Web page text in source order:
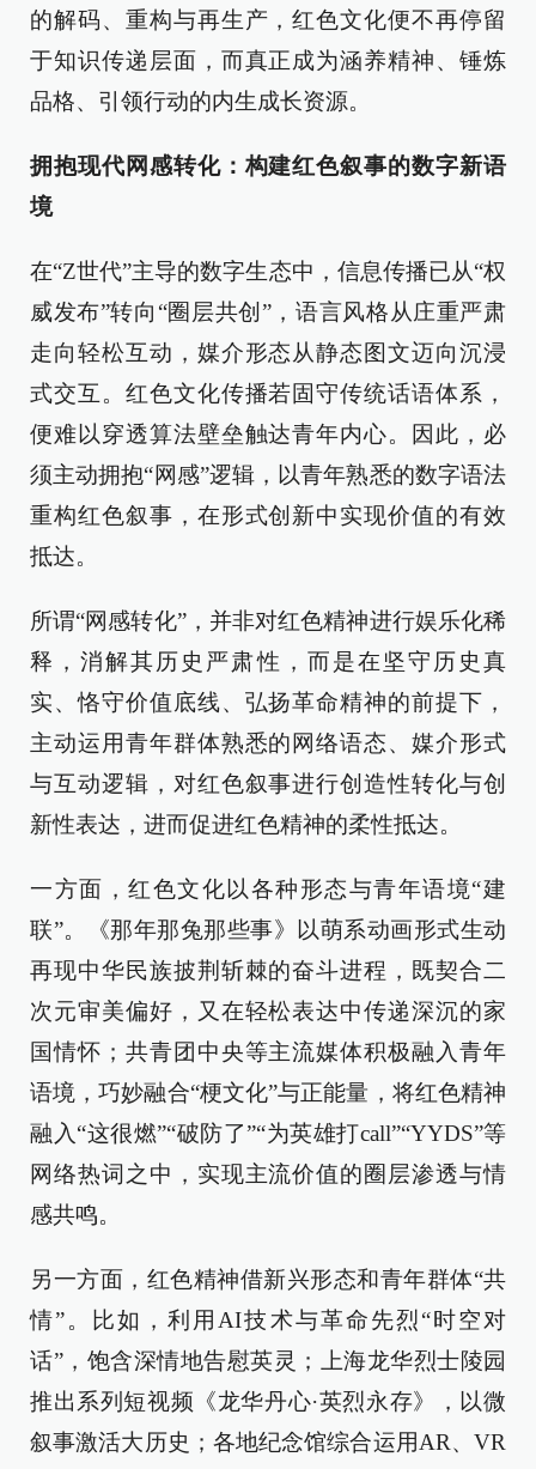
的解码、重构与再生产，红色文化便不再停留
于知识传递层面，而真正成为涵养精神、锤炼
品格、引领行动的内生成长资源。
拥抱现代网感转化：构建红色叙事的数字新语
境
在“Z世代”主导的数字生态中，信息传播已从“权
威发布”转向“圈层共创”，语言风格从庄重严肃
走向轻松互动，媒介形态从静态图文迈向沉浸
式交互。红色文化传播若固守传统话语体系，
便难以穿透算法壁垒触达青年内心。因此，必
须主动拥抱“网感”逻辑，以青年熟悉的数字语法
重构红色叙事，在形式创新中实现价值的有效
抵达。
所谓“网感转化”，并非对红色精神进行娱乐化稀
释，消解其历史严肃性，而是在坚守历史真
实、恪守价值底线、弘扬革命精神的前提下，
主动运用青年群体熟悉的网络语态、媒介形式
与互动逻辑，对红色叙事进行创造性转化与创
新性表达，进而促进红色精神的柔性抵达。
一方面，红色文化以各种形态与青年语境“建
联”。《那年那兔那些事》以萌系动画形式生动
再现中华民族披荆斩棘的奋斗进程，既契合二
次元审美偏好，又在轻松表达中传递深沉的家
国情怀；共青团中央等主流媒体积极融入青年
语境，巧妙融合“梗文化”与正能量，将红色精神
融入“这很燃”“破防了”“为英雄打call”“YYDS”等
网络热词之中，实现主流价值的圈层渗透与情
感共鸣。
另一方面，红色精神借新兴形态和青年群体“共
情”。比如，利用AI技术与革命先烈“时空对
话”，饱含深情地告慰英灵；上海龙华烈士陵园
推出系列短视频《龙华丹心·英烈永存》，以微
叙事激活大历史；各地纪念馆综合运用AR、VR